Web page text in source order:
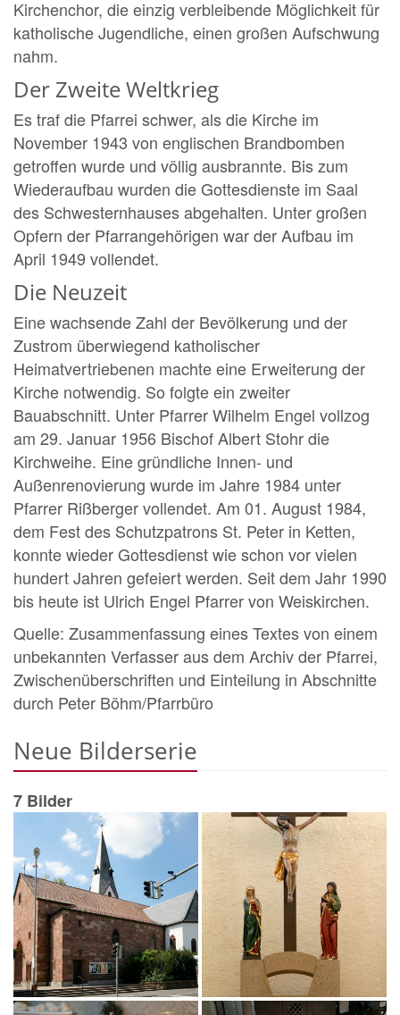
Kirchenchor, die einzig verbleibende Möglichkeit für
katholische Jugendliche, einen großen Aufschwung
nahm.
Der Zweite Weltkrieg
Es traf die Pfarrei schwer, als die Kirche im
November 1943 von englischen Brandbomben
getroffen wurde und völlig ausbrannte. Bis zum
Wiederaufbau wurden die Gottesdienste im Saal
des Schwesternhauses abgehalten. Unter großen
Opfern der Pfarrangehörigen war der Aufbau im
April 1949 vollendet.
Die Neuzeit
Eine wachsende Zahl der Bevölkerung und der
Zustrom überwiegend katholischer
Heimatvertriebenen machte eine Erweiterung der
Kirche notwendig. So folgte ein zweiter
Bauabschnitt. Unter Pfarrer Wilhelm Engel vollzog
am 29. Januar 1956 Bischof Albert Stohr die
Kirchweihe. Eine gründliche Innen- und
Außenrenovierung wurde im Jahre 1984 unter
Pfarrer Rißberger vollendet. Am 01. August 1984,
dem Fest des Schutzpatrons St. Peter in Ketten,
konnte wieder Gottesdienst wie schon vor vielen
hundert Jahren gefeiert werden. Seit dem Jahr 1990
bis heute ist Ulrich Engel Pfarrer von Weiskirchen.
Quelle: Zusammenfassung eines Textes von einem
unbekannten Verfasser aus dem Archiv der Pfarrei,
Zwischenüberschriften und Einteilung in Abschnitte
durch Peter Böhm/Pfarrbüro
Neue Bilderserie
7 Bilder